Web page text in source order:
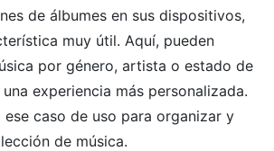
de álbumes en sus dispositivos,
muy útil. Aquí, pueden
por género, artista o estado de
experiencia más personalizada.
ese caso de uso para organizar y
de música.